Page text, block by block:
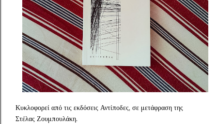
Κυκλοφορεί από τις εκδόσεις Αντίποδες, σε μετάφραση της
Στέλας Ζουμπουλάκη.